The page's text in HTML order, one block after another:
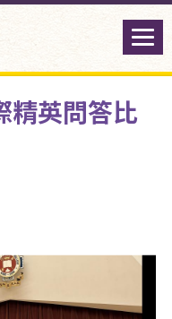
精英問答比